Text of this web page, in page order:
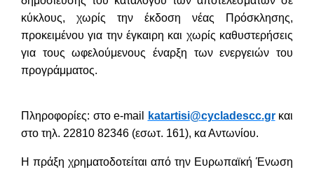
κύκλους, χωρίς την έκδοση νέας Πρόσκλησης,
προκειμένου για την έγκαιρη και χωρίς καθυστερήσεις
για τους ωφελούμενους έναρξη των ενεργειών του
προγράμματος.
Πληροφορίες: στο e-mail katartisi@cycladescc.grκαι
στο τηλ. 22810 82346 (εσωτ. 161), κα Αντωνίου.
Η πράξη χρηματοδοτείται από την Ευρωπαϊκή Ένωση